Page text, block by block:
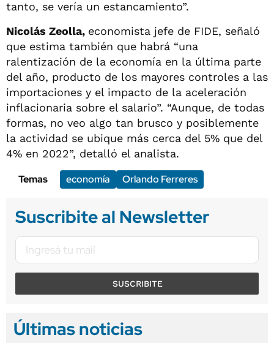
tanto, se vería un estancamiento”.
Nicolás Zeolla, economista jefe de FIDE, señaló
que estima también que habrá “una
ralentización de la economía en la última parte
del año, producto de los mayores controles a las
importaciones y el impacto de la aceleración
inflacionaria sobre el salario”. “Aunque, de todas
formas, no veo algo tan brusco y posiblemente
la actividad se ubique más cerca del 5% que del
4% en 2022”, detalló el analista.
Temas
economía Orlando Ferreres
Suscribite al Newsletter
SUSCRIBITE
Últimas noticias